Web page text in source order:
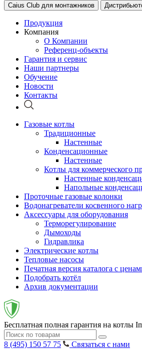
Caius Club для монтажников
Продукция
Компания
О Компании
Референц-объекты
Гарантия и сервис
Наши партнеры
Обучение
Новости
Контакты
Газовые котлы
Традиционные
Настенные
Конденсационные
Настенные
Котлы для коммерческого
Настенные
Напольные
Проточные газовые колонки
Водонагреватели косвенного
Аксессуары для оборудования
Терморегулирование
Дымоходы
Гидравлика
Электрические котлы
Тепловые насосы
Печатная версия каталога с
Подобрать котёл
Архив документации
Бесплатная полная гарантия на котлы
8 (495) 150 57 75
Связаться с нами